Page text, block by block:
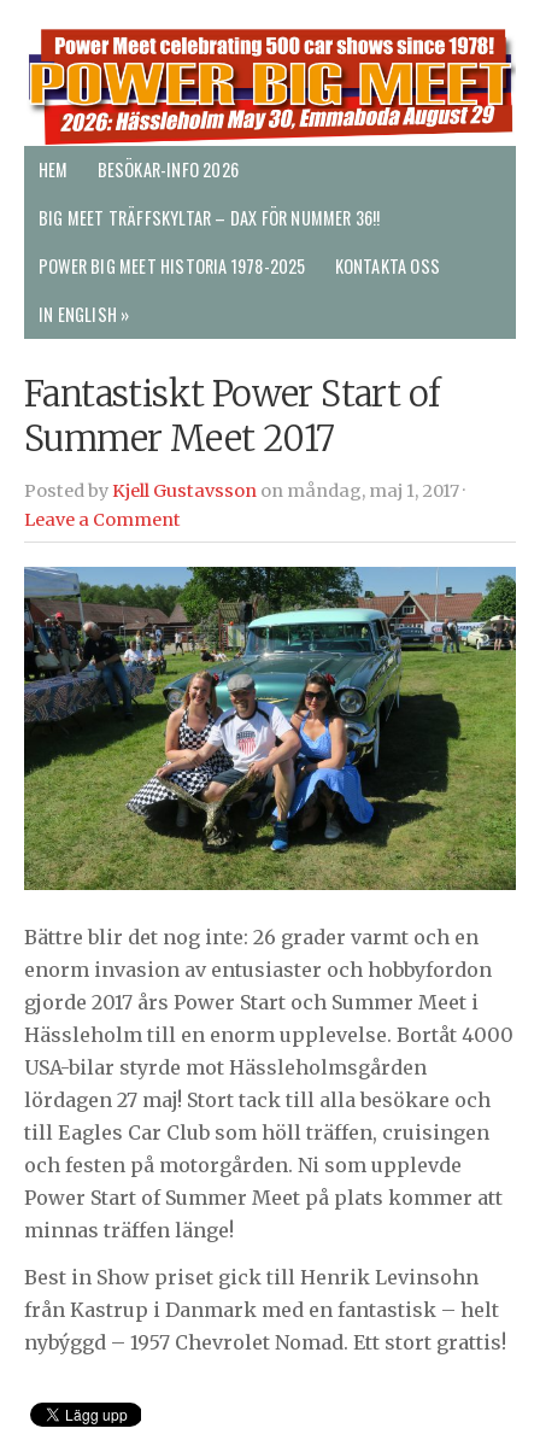
HEM
BESÖKAR-INFO 2026
BIG MEET TRÄFFSKYLTAR – DAX FÖR NUMMER 36!!
POWER BIG MEET HISTORIA 1978-2025
KONTAKTA OSS
IN ENGLISH »
Fantastiskt Power Start of
Summer Meet 2017
Posted byKjell Gustavsson on måndag, maj 1, 2017 ·
Leave a Comment
Bättre blir det nog inte: 26 grader varmt och en
enorm invasion av entusiaster och hobbyfordon
gjorde 2017 års Power Start och Summer Meet i
Hässleholm till en enorm upplevelse. Bortåt 4000
USA-bilar styrde mot Hässleholmsgården
lördagen 27 maj! Stort tack till alla besökare och
till Eagles Car Club som höll träffen, cruisingen
och festen på motorgården. Ni som upplevde
Power Start of Summer Meet på plats kommer att
minnas träffen länge!
Best in Show priset gick till Henrik Levinsohn
från Kastrup i Danmark med en fantastisk – helt
nybýggd – 1957 Chevrolet Nomad. Ett stort grattis!